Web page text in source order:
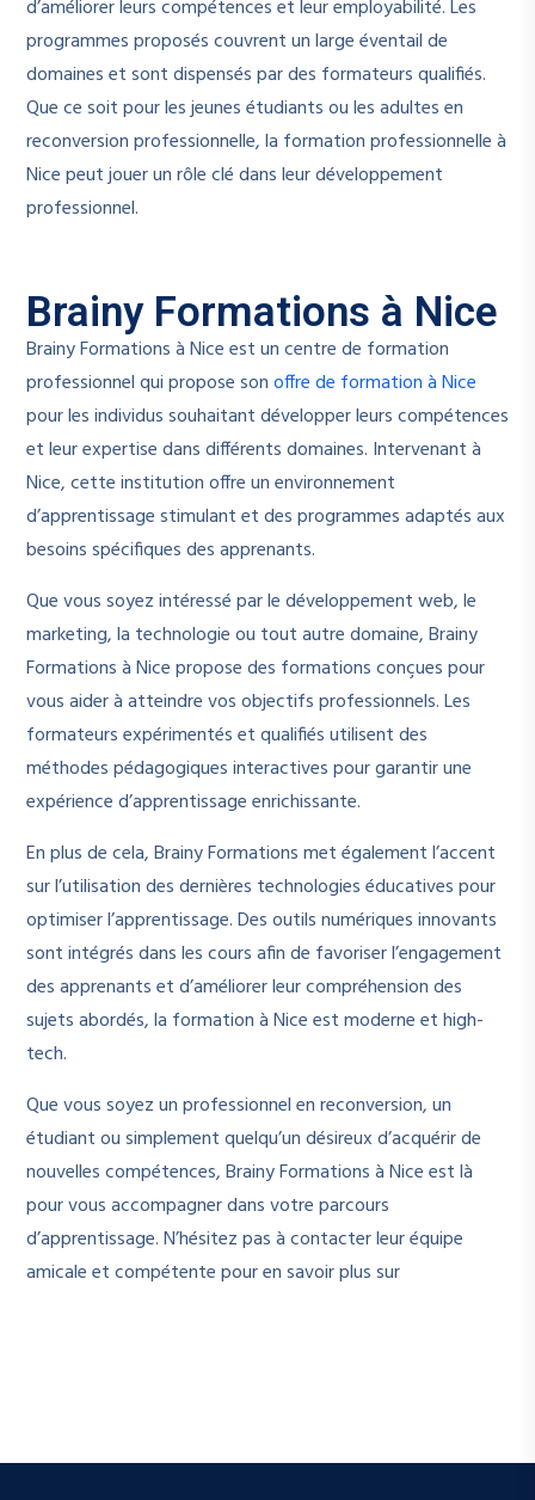
d’améliorer leurs compétences et leur employabilité. Les
programmes proposés couvrent un large éventail de
domaines et sont dispensés par des formateurs qualifiés.
Que ce soit pour les jeunes étudiants ou les adultes en
reconversion professionnelle, la formation professionnelle à
Nice peut jouer un rôle clé dans leur développement
professionnel.
Brainy Formations à Nice
Brainy Formations à Nice est un centre de formation
professionnel qui propose sonoffre de formation à Nice
pour les individus souhaitant développer leurs compétences
et leur expertise dans différents domaines. Intervenant à
Nice, cette institution offre un environnement
d’apprentissage stimulant et des programmes adaptés aux
besoins spécifiques des apprenants.
Que vous soyez intéressé par le développement web, le
marketing, la technologie ou tout autre domaine, Brainy
Formations à Nice propose des formations conçues pour
vous aider à atteindre vos objectifs professionnels. Les
formateurs expérimentés et qualifiés utilisent des
méthodes pédagogiques interactives pour garantir une
expérience d’apprentissage enrichissante.
En plus de cela, Brainy Formations met également l’accent
sur l’utilisation des dernières technologies éducatives pour
optimiser l’apprentissage. Des outils numériques innovants
sont intégrés dans les cours afin de favoriser l’engagement
des apprenants et d’améliorer leur compréhension des
sujets abordés, la formation à Nice est moderne et high-
tech.
Que vous soyez un professionnel en reconversion, un
étudiant ou simplement quelqu’un désireux d’acquérir de
nouvelles compétences, Brainy Formations à Nice est là
pour vous accompagner dans votre parcours
d’apprentissage. N’hésitez pas à contacter leur équipe
amicale et compétente pour en savoir plus sur